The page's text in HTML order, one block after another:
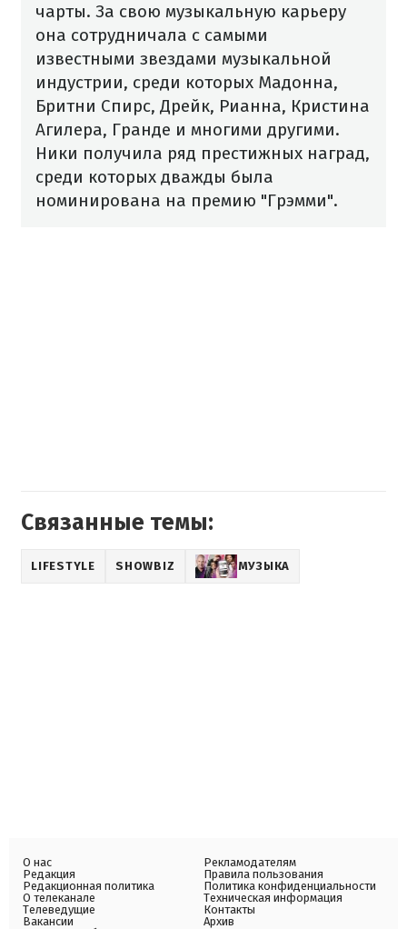
чарты. За свою музыкальную карьеру
она сотрудничала с самыми
известными звездами музыкальной
индустрии, среди которых Мадонна,
Бритни Спирс, Дрейк, Рианна, Кристина
Агилера, Гранде и многими другими.
Ники получила ряд престижных наград,
среди которых дважды была
номинирована на премию "Грэмми".
Связанные темы:
LIFESTYLE SHOWBIZ МУЗЫКА
О нас
Редакция
Редакционная политика
О телеканале
Телеведущие
Вакансии
Рекламодателям
Правила пользования
Политика конфиденциальности
Техническая информация
Контакты
Архив